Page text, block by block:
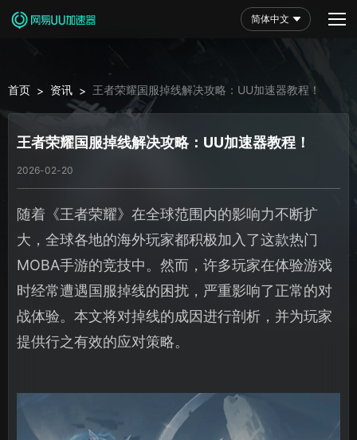
简体中文
首页 > 资讯 > 王者荣耀国服掉线解决攻略：UU加速器教程！
王者荣耀国服掉线解决攻略：UU加速器教程！
2026-02-20
随着《王者荣耀》在全球范围内的影响力不断扩
大，全球各地的海外玩家都积极加入了这款热门
MOBA手游的竞技中。然而，许多玩家在体验游戏
时经常遭遇国服掉线的困扰，严重影响了正常的对
战体验。本文将对掉线的成因进行剖析，并为玩家
提供行之有效的应对策略。